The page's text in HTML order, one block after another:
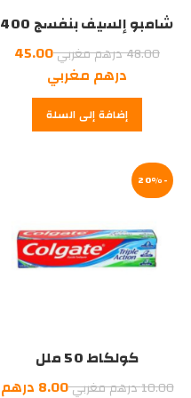
شامبو إلسيف بنفسج 400
ملل 48.00درهم مغربيالسعر
الأصلي
هو:
48.00
45.00
درهم مغربي
الحالي
هو:إضافة إلى السلة
-20%
كولكاط 50 ملل
10.00درهم مغربيالسعر
8.00 درهم